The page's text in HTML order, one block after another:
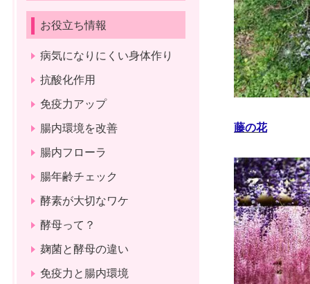
藤の花
お役立ち情報
病気になりにくい身体作り
抗酸化作用
免疫力アップ
腸内環境を改善
腸内フローラ
腸年齢チェック
酵素が大切なワケ
酵母って？
麹菌と酵母の違い
免疫力と腸内環境